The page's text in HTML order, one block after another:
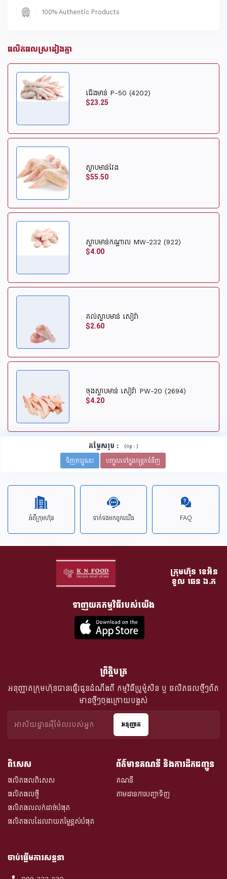
100% Authentic Products
ផលិតផលស្រដៀងគ្នា
ជើងមាន់ P-50 (4202)
$23.25
ស្លាបមាន់វែង
$55.50
ស្លាបមាន់កណ្តាល MW-232 (922)
$4.00
គល់ស្លាបមាន់ សៀរ៉ា
$2.60
ចុងស្លាបមាន់ សៀរ៉ា PW-20 (2694)
$4.20
តម្លៃសរុប : (ពន្ធ : )
ទិញឥឡូវនេះ បញ្ចូលទៅក្នុងកន្រ្តកទំនិញ
អំពីក្រុមហ៊ុន ទាក់ទង​មក​ពួក​យើង FAQ
ក្រុមហ៊ុន​ ខេអិន
ខូល ឆេន​ ឯ.ក
ទាញយកកម្មវិធីរបស់យើង
ពិសេស
ផលិតផលពិសេស
ផលិតផលថ្មី
ផលិតផលលក់ដាច់បំផុត
ផលិតផលដែលវាយតម្លៃខ្ពស់បំផុត
ព័ត៌មានគណនី និងការដឹកជញ្ជូន
គណនី
តាមដានការបញ្ជាទិញ
ព្រឹត្តិបត្រ
អនុញ្ញាតក្រុមហ៊ុនបានផ្ញើរជូនដំណឹងពី​ កម្មវិធីប្រូម៉ូសិន ឬ ផលិតផលថ្មីៗព័ត
មានថ្មីៗចុងក្រោយបង្អស់
អនុញ្ញាត
ចាប់ផ្តើមការសន្ទនា